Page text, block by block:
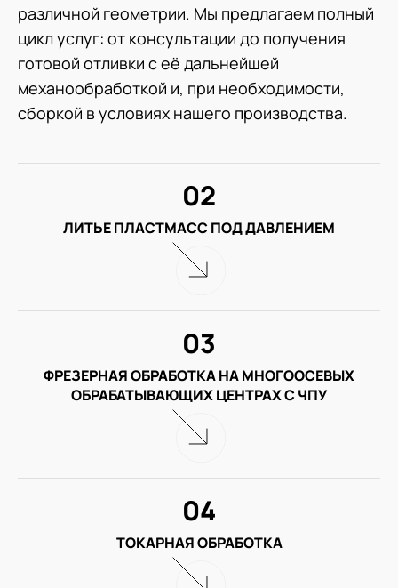
различной геометрии. Мы предлагаем полный
цикл услуг: от консультации до получения
готовой отливки с её дальнейшей
механообработкой и, при необходимости,
сборкой в условиях нашего производства.
ЛИТЬЕ ПЛАСТМАСС ПОД ДАВЛЕНИЕМ
02
ФРЕЗЕРНАЯ ОБРАБОТКА НА МНОГООСЕВЫХ
ОБРАБАТЫВАЮЩИХ ЦЕНТРАХ С ЧПУ
03
ТОКАРНАЯ ОБРАБОТКА
04